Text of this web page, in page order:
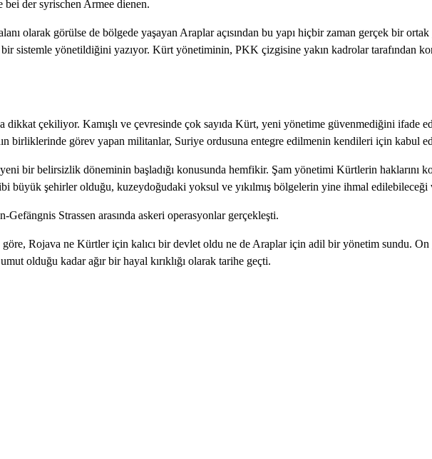
olarak görülse de bölgede yaşayan Araplar açısından bu yapı hiçbir zaman gerçek bir
sistemle yönetildiğini yazıyor. Kürt yönetiminin, PKK çizgisine yakın kadrolar tarafından
çekiliyor. Kamışlı ve çevresinde çok sayıda Kürt, yeni yönetime güvenmediğini ifade
birliklerinde görev yapan militanlar, Suriye ordusuna entegre edilmenin kendileri için kabul
bir belirsizlik döneminin başladığı konusunda hemfikir. Şam yönetimi Kürtlerin haklarını
şehirler olduğu, kuzeydoğudaki yoksul ve yıkılmış bölgelerin yine ihmal edilebileceği
Rojava ne Kürtler için kalıcı bir devlet oldu ne de Araplar için adil bir yönetim sundu. On
olduğu kadar ağır bir hayal kırıklığı olarak tarihe geçti.